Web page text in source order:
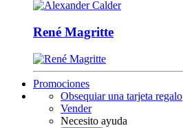
René Magritte
Promociones
Obsequiar una tarjeta regalo
Vender
Necesito ayuda